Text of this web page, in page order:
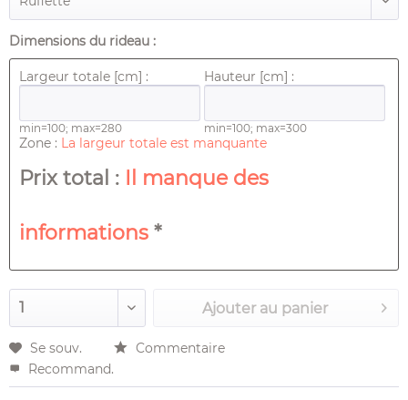
Dimensions du rideau :
Largeur totale [cm] : Hauteur [cm] :
min=100; max=280 min=100; max=300
Zone : La largeur totale est manquante
Prix ​​total : Il manque des
informations *
Ajouter au panier
Se souv.
Commentaire
Recommand.